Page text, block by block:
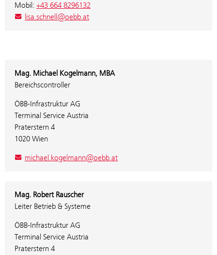
Mobil: +43 664 8296132
lisa.schnell@oebb.at
Mag. Michael Kogelmann, MBA
Bereichscontroller
ÖBB-Infrastruktur AG
Terminal Service Austria
Praterstern 4
1020 Wien
michael.kogelmann@oebb.at
Mag. Robert Rauscher
Leiter Betrieb & Systeme
ÖBB-Infrastruktur AG
Terminal Service Austria
Praterstern 4